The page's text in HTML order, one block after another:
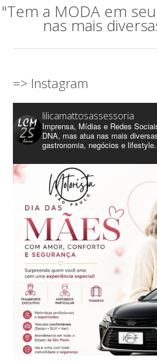
"Tem a MODA em
nas mais
=> Instagram
lilicamattosassessoria
Imprensa, Mídias e Redes
DNA, mas atua nas mais
gastronomia, negócios e